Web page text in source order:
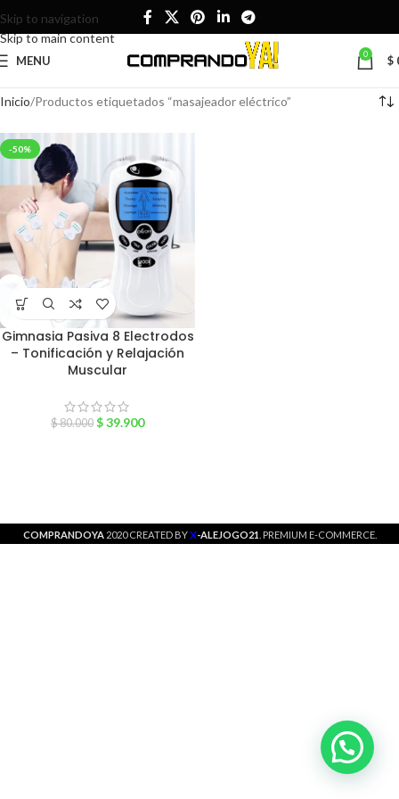
Skip to navigation
Skip to main content
MENU 0 $
Inicio Productos etiquetados “masajeador eléctrico”
-50%
Gimnasia Pasiva 8 Electrodos
– Tonificación y Relajación
Muscular
$80.000 $39.900
COMPRANDOYA 2020 CREATED BYX-ALEJOGO21 . PREMIUM E-COMMERCE.